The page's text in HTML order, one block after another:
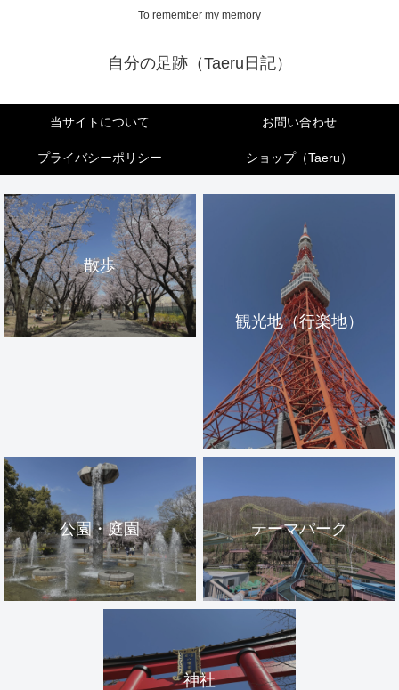
To remember my memory
自分の足跡（Taeru日記）
当サイトについて お問い合わせ
プライバシーポリシー ショップ（Taeru）
散歩
観光地（行楽地）
公園・庭園 テーマパーク
神社